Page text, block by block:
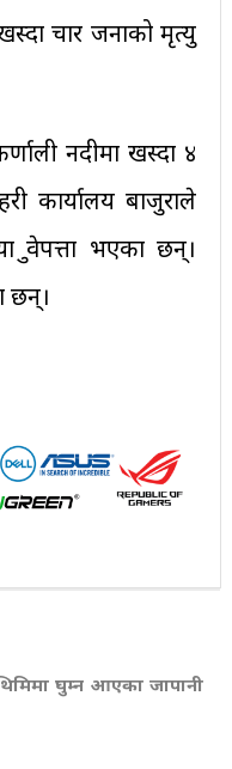
चार जनाको मृत्यु
नदीमा खस्दा ४
कार्यालय बाजुराले
वेपत्ता भएका छन्।
छन्।
घुम्न आएका जापानी